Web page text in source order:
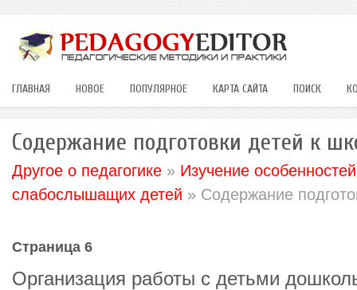
ГЛАВНАЯ НОВОЕ ПОПУЛЯРНОЕ КАРТА САЙТА ПОИСК
Содержание подготовки детей к
Другое о педагогике » Изучение
слабослышащих детей » Содержание
Страница 6
Организация работы с детьми